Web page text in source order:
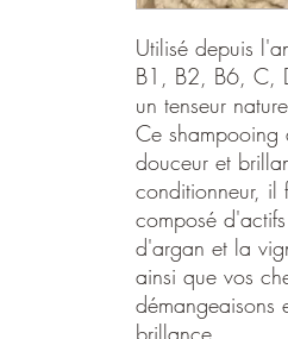
Utilisé depuis
B1, B2, B6, C,
un tenseur
Ce shampooing
douceur et
conditionneur, il
composé
d'argan et la
ainsi que vos
démangeaisons
brillance.